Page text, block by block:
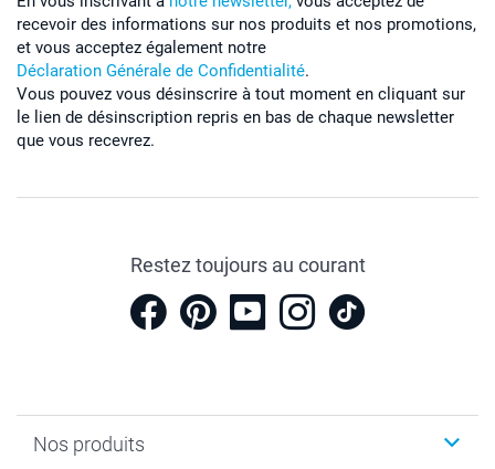
recevoir des informations sur nos produits et nos promotions,
et vous acceptez également notre
Déclaration Générale de Confidentialité.
Vous pouvez vous désinscrire à tout moment en cliquant sur
le lien de désinscription repris en bas de chaque newsletter
que vous recevrez.
Restez toujours au courant
Nos produits